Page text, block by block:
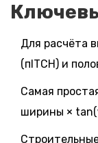
Для расчёта
(пITCH) и
Самая
ширины ×